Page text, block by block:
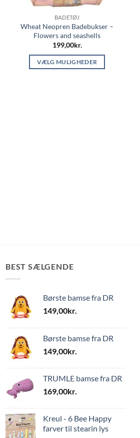
BADETØJ
Wheat Neopren Badebukser –
Flowers and seashells
199,00kr.
VÆLG MULIGHEDER
BEST SÆLGENDE
Børste bamse fra DR
149,00kr.
Børste bamse fra DR
149,00kr.
TRUMLE bamse fra DR
169,00kr.
Kreul - 6 Bee Happy
farver til stearin lys